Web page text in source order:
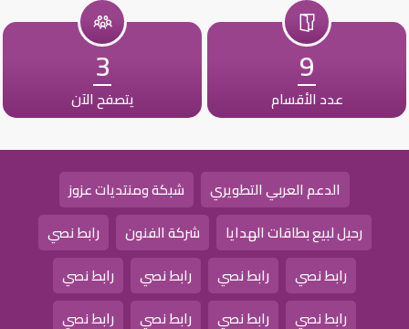
9
عدد الأقسام
3
يتصفح الآن
الدعم العربي التطويري
شبكة ومنتديات عزوز
رحيل لبيع بطاقات الهدايا
شركة الفنون
رابط نصي
رابط نصي
رابط نصي رابط نصي
رابط نصي
رابط نصي
رابط نصي رابط نصي رابط نصي